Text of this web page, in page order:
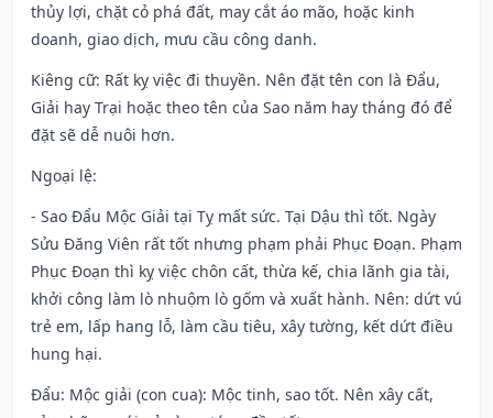
thủy lợi, chặt cỏ phá đất, may cắt áo mão, hoặc kinh
doanh, giao dịch, mưu cầu công danh.
Kiêng cữ: Rất kỵ việc đi thuyền. Nên đặt tên con là Đẩu,
Giải hay Trại hoặc theo tên của Sao năm hay tháng đó để
đặt sẽ dễ nuôi hơn.
Ngoại lệ:
- Sao Đẩu Mộc Giải tại Tỵ mất sức. Tại Dậu thì tốt. Ngày
Sửu Đăng Viên rất tốt nhưng phạm phải Phục Đoạn. Phạm
Phục Đoạn thì kỵ việc chôn cất, thừa kế, chia lãnh gia tài,
khởi công làm lò nhuộm lò gốm và xuất hành. Nên: dứt vú
trẻ em, lấp hang lỗ, làm cầu tiêu, xây tường, kết dứt điều
hung hại.
Đẩu: Mộc giải (con cua): Mộc tinh, sao tốt. Nên xây cất,